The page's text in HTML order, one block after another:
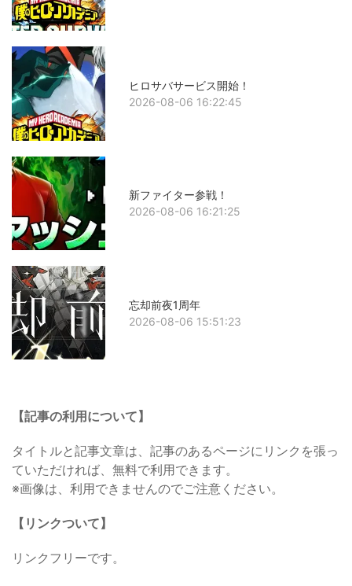
ヒロサバサービス開始！
2026-08-06 16:22:45
新ファイター参戦！
2026-08-06 16:21:25
忘却前夜1周年
2026-08-06 15:51:23
【記事の利用について】
タイトルと記事文章は、記事のあるページにリンクを張っ
ていただければ、無料で利用できます。
※画像は、利用できませんのでご注意ください。
【リンクついて】
リンクフリーです。